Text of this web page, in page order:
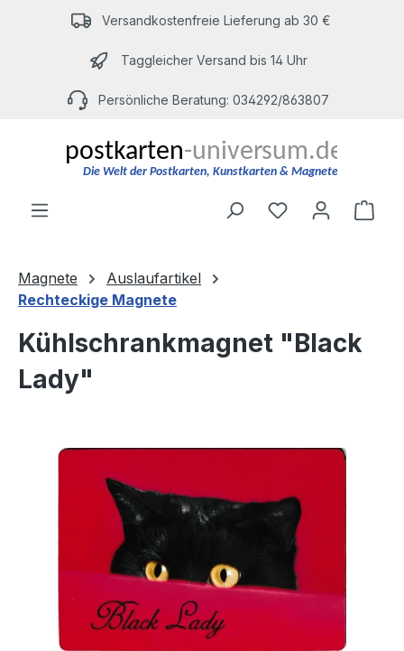
Zum Hauptinhalt springenVersandkostenfreie Lieferung ab 30 €
Taggleicher Versand bis 14 Uhr
Persönliche Beratung: 034292/863807
Du hast 0
Magnete
Auslaufartikel
Rechteckige Magnete
Kühlschrankmagnet "Black
Lady"
Bildergalerie überspringen